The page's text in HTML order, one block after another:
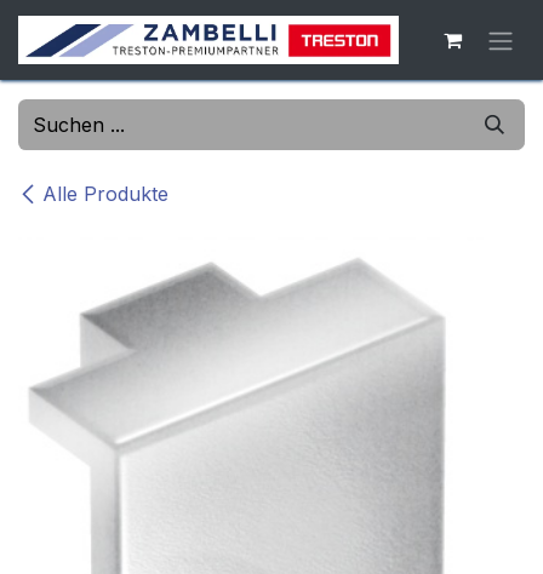
Zum Inhalt springen
Alle Produkte